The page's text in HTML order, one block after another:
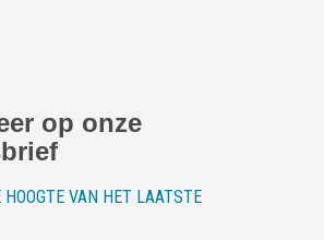
op onze
VAN HET LAATSTE